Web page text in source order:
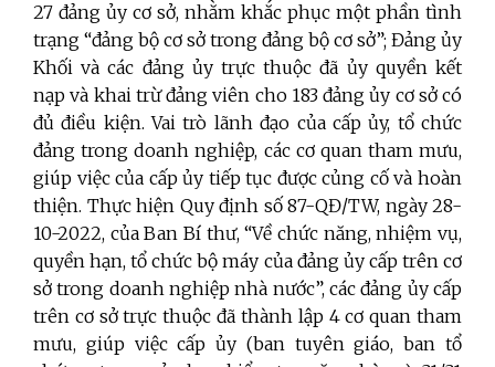
27 đảng ủy cơ sở, nhằm khắc phục một phần tình
trạng “đảng bộ cơ sở trong đảng bộ cơ sở”; Đảng ủy
Khối và các đảng ủy trực thuộc đã ủy quyền kết
nạp và khai trừ đảng viên cho 183 đảng ủy cơ sở có
đủ điều kiện. Vai trò lãnh đạo của cấp ủy, tổ chức
đảng trong doanh nghiệp, các cơ quan tham mưu,
giúp việc của cấp ủy tiếp tục được củng cố và hoàn
thiện. Thực hiện Quy định số 87-QĐ/TW, ngày 28-
10-2022, của Ban Bí thư, “Về chức năng, nhiệm vụ,
quyền hạn, tổ chức bộ máy của đảng ủy cấp trên cơ
sở trong doanh nghiệp nhà nước”, các đảng ủy cấp
trên cơ sở trực thuộc đã thành lập 4 cơ quan tham
mưu, giúp việc cấp ủy (ban tuyên giáo, ban tổ